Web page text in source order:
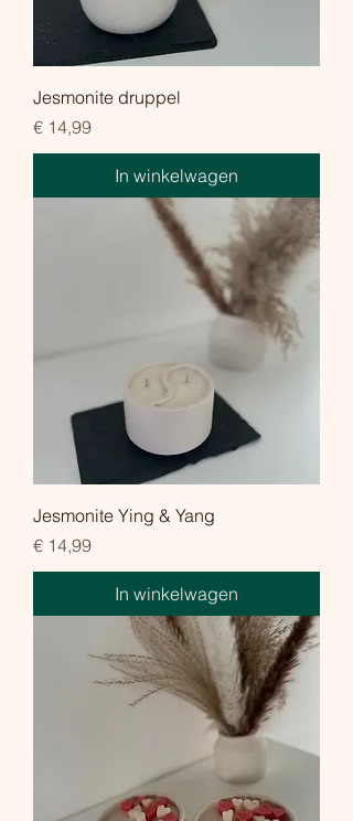
Jesmonite druppel
Prijs
€ 14,99
In winkelwagen
Jesmonite Ying & Yang
Prijs
€ 14,99
In winkelwagen